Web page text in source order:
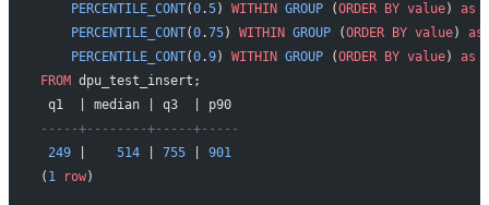
    PERCENTILE_CONT
(0.5) WITHIN GROUP (ORDER BY value) as
    PERCENTILE_CONT
(0.75) WITHIN GROUP (ORDER BY value) as
    PERCENTILE_CONT
(0.9) WITHIN GROUP (ORDER BY value) as
FROM dpu_test_insert;
q1  | median | q3  | p90
-----+--------+-----+-----
249 | 514 | 755 | 901
( 1 row)